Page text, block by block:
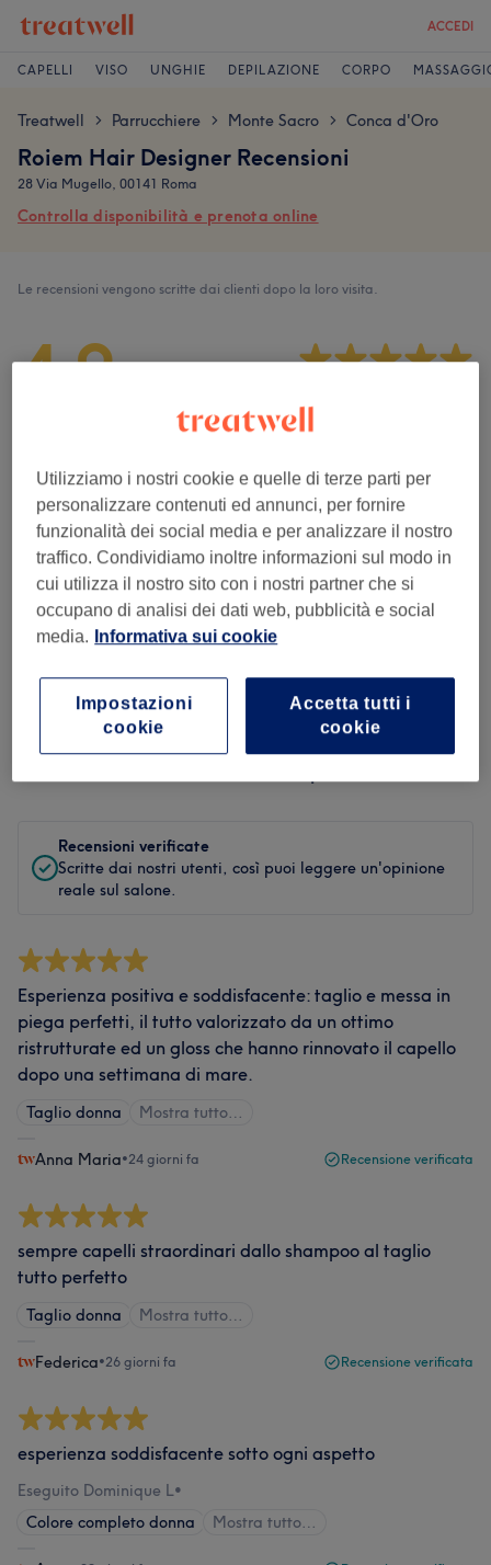
ACCEDI
CAPELLI VISO UNGHIE DEPILAZIONE CORPO
Treatwell > Parrucchiere > Monte Sacro > Conca d'Oro
Roiem Hair Designer Recensioni
28 Via Mugello, 00141 Roma
Controlla disponibilità e prenota online
Le recensioni vengono scritte dai clienti dopo la loro visita.
4,9
Staff
Filtra le recensioni
Trattamento Tutti i trattamenti
Recensioni verificate
Scritte dai nostri utenti, così puoi leggere un'opinione
reale sul salone.
Esperienza positiva e soddisfacente: taglio e messa in
piega perfetti, il tutto valorizzato da un ottimo
ristrutturate ed un gloss che hanno rinnovato il capello
dopo una settimana di mare.
Taglio donna Mostra tutto…
Anna Maria•24 giorni fa Recensione verificata
sempre capelli straordinari dallo shampoo al taglio
tutto perfetto
Taglio donna Mostra tutto…
Federica•26 giorni fa Recensione verificata
esperienza soddisfacente sotto ogni aspetto
Eseguito Dominique L•
Colore completo donna
Mostra tutto…
Utilizziamo i nostri cookie e quelle di terze parti per
personalizzare contenuti ed annunci, per fornire
funzionalità dei social media e per analizzare il nostro
traffico. Condividiamo inoltre informazioni sul modo in
cui utilizza il nostro sito con i nostri partner che si
occupano di analisi dei dati web, pubblicità e social
media. Informativa sui cookie
Accetta tutti i
cookie
Impostazioni
cookie